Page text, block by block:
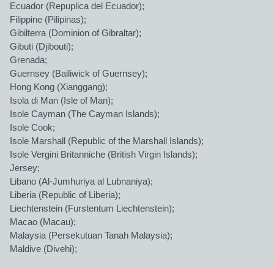
Ecuador (Repuplica del Ecuador);
Filippine (Pilipinas);
Gibilterra (Dominion of Gibraltar);
Gibuti (Djibouti);
Grenada;
Guernsey (Bailiwick of Guernsey);
Hong Kong (Xianggang);
Isola di Man (Isle of Man);
Isole Cayman (The Cayman Islands);
Isole Cook;
Isole Marshall (Republic of the Marshall Islands);
Isole Vergini Britanniche (British Virgin Islands);
Jersey;
Libano (Al-Jumhuriya al Lubnaniya);
Liberia (Republic of Liberia);
Liechtenstein (Furstentum Liechtenstein);
Macao (Macau);
Malaysia (Persekutuan Tanah Malaysia);
Maldive (Divehi);